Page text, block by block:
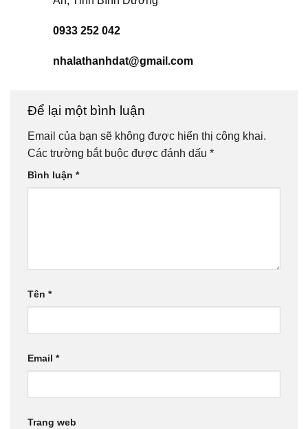
0933 252 042
nhalathanhdat@gmail.com
Để lại một bình luận
Email của bạn sẽ không được hiển thị công khai.
Các trường bắt buộc được đánh dấu *
Bình luận *
Tên *
Email *
Trang web